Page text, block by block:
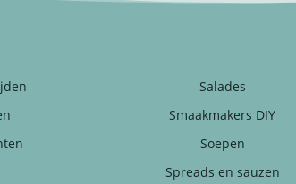
Salades
Smaakmakers DIY
Soepen
Spreads en sauzen